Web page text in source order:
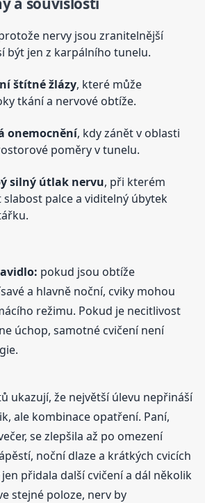
nervy jsou zranitelnější
být jen z karpálního tunelu.
štítné žlázy, které může
tkání a nervové obtíže.
onemocnění, kdy zánět v oblasti
poměry v tunelu.
silný útlak nervu, při kterém
slabost palce a viditelný úbytek
pokud jsou obtíže
a hlavně noční, cviky mohou
režimu. Pokud je necitlivost
úchop, samotné cvičení není
ukazují, že největší úlevu nepřináší
ale kombinace opatření. Paní,
se zlepšila až po omezení
noční dlaze a krátkých cvicích
přidala další cvičení a dál několik
stejné poloze, nerv by